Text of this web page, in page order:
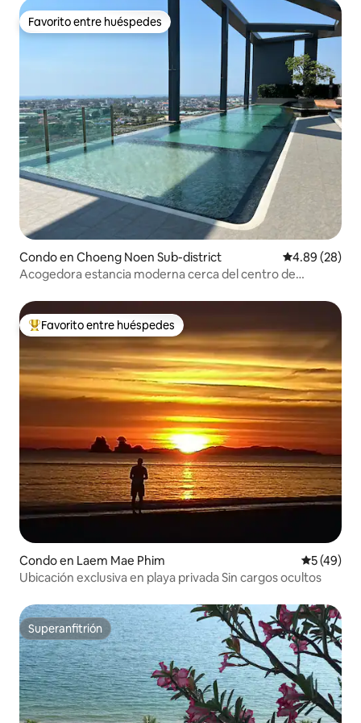
Favorito entre huéspedes
Favorito entre huéspedes
Condo en Choeng Noen Sub-district Calificación
4.89 (28)
Acogedora estancia moderna cerca del centro de
Favorito entre huéspedes preferido
Favorito entre huéspedes
Condo en Laem Mae Phim
5 (49)
Ubicación exclusiva en playa privada Sin cargos ocultos
Superanfitrión
Superanfitrión